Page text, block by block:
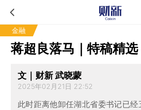
金融
蒋超良落马｜特稿精选
文｜财新 武晓蒙
2025年02月21日 22:52
此时距离他卸任湖北省委书记已经